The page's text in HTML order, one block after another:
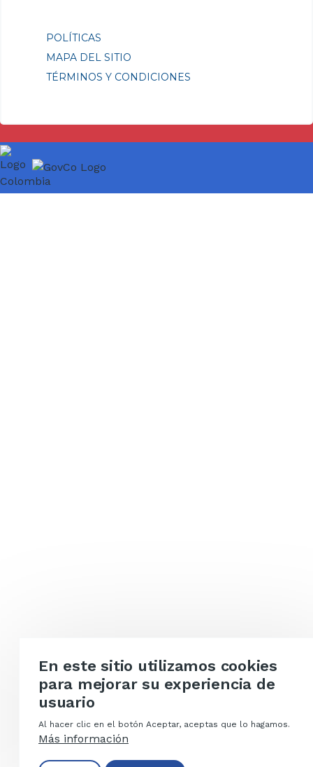
POLÍTICAS
MAPA DEL SITIO
TÉRMINOS Y CONDICIONES
En este sitio utilizamos cookies
para mejorar su experiencia de
usuario
Al hacer clic en el botón Aceptar, aceptas que lo hagamos.
Más información